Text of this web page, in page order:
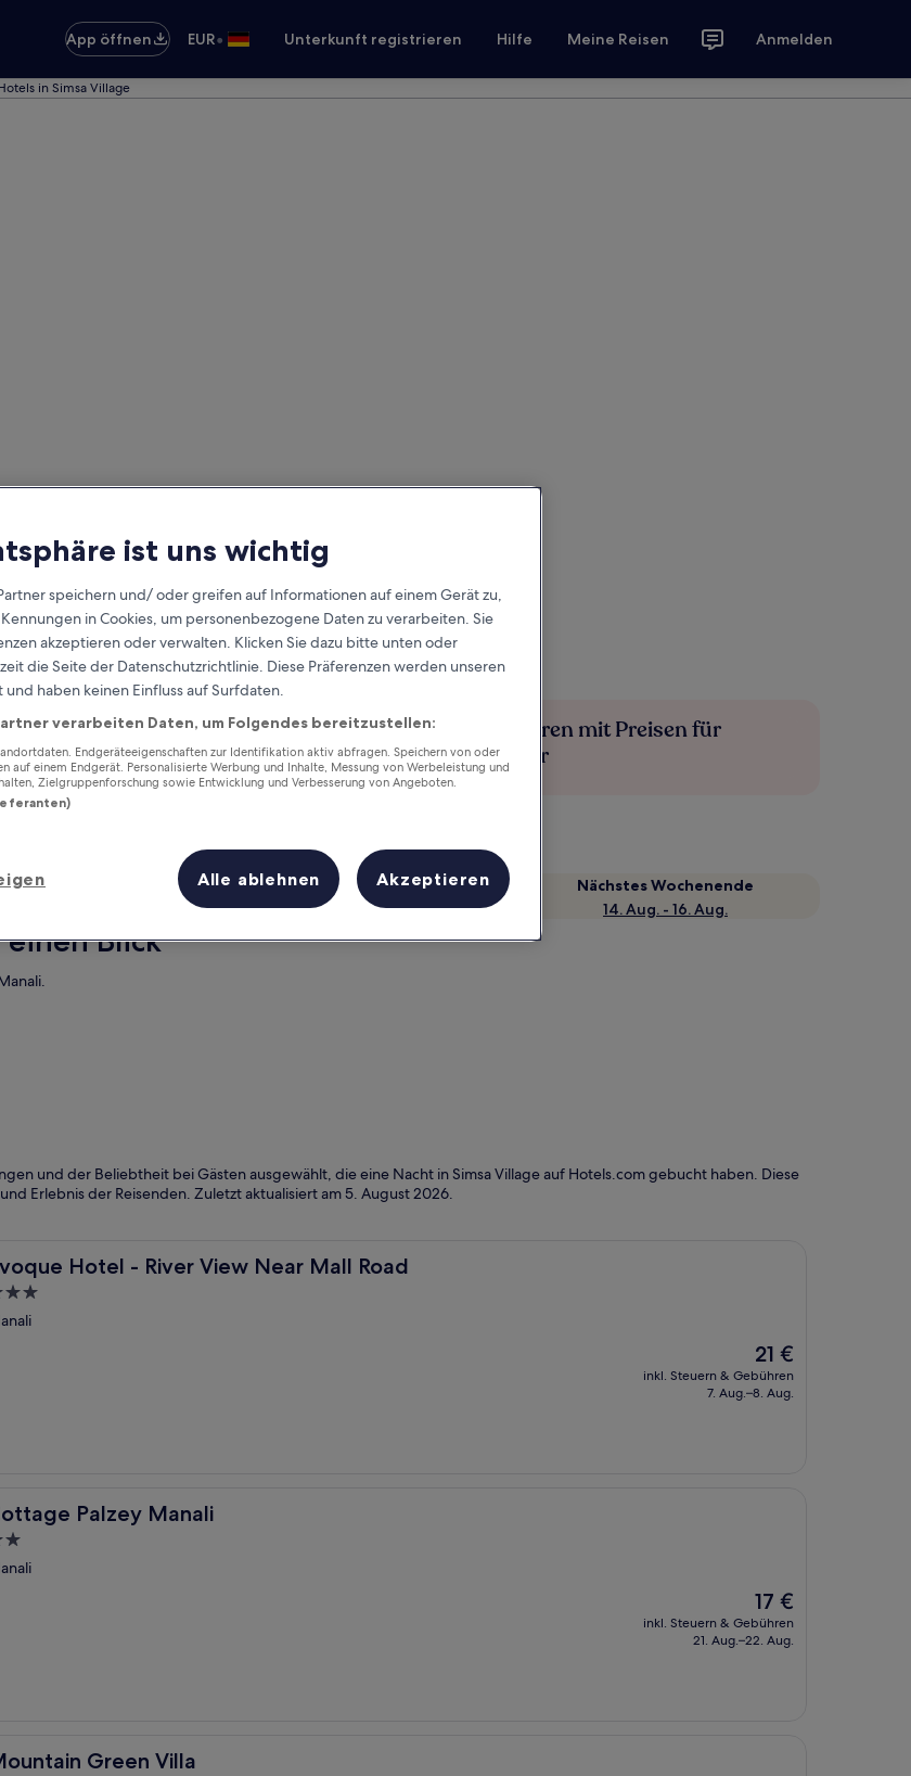
App öffnen EUR• Unterkunft registrieren Hilfe Meine Reisen Anmelden
in Simsa Village
Verdiene Prämien für jede
wahrgenommene Übernachtung
Mehr sparen mit Preisen für
Mitglieder
Dieses Wochenende
7. Aug. - 9. Aug.
Nächstes Wochenende
14. Aug. - 16. Aug.
einen Blick
und der Beliebtheit bei Gästen ausgewählt, die eine Nacht in Simsa Village auf Hotels.com gebucht haben. Diese
Erlebnis der Reisenden. Zuletzt aktualisiert am5. August 2026.
Hotel - River View Near Mall Road
Hotel - River View Near Mall Road
Der
Preis
beträgt
21 €
inkl. Steuern & Gebühren
7. Aug.–8. Aug.
Palzey Manali
Palzey Manali
Der
Preis
beträgt
17 €
inkl. Steuern & Gebühren
21. Aug.–22. Aug.
Green Villa
Green Villa
ist uns wichtig
speichern und/ oder greifen auf Informationen auf einem Gerät zu,
in Cookies, um personenbezogene Daten zu verarbeiten. Sie
akzeptieren oder verwalten. Klicken Sie dazu bitte unten oder
die Seite der Datenschutzrichtlinie. Diese Präferenzen werden unseren
und haben keinen Einfluss auf Surfdaten.
verarbeiten Daten, um Folgendes bereitzustellen:
Endgeräteeigenschaften zur Identifikation aktiv abfragen. Speichern von oder
auf einem Endgerät. Personalisierte Werbung und Inhalte, Messung von Werbeleistung und
Zielgruppenforschung sowie Entwicklung und Verbesserung von Angeboten.
Alle ablehnen Akzeptieren